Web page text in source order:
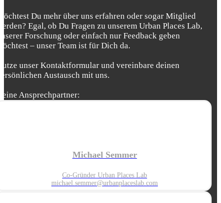
Du mehr über uns erfahren oder sogar Mitglied
Egal, ob Du Fragen zu unserem Urban Places Lab,
Forschung oder einfach nur Feedback geben
– unser Team ist für Dich da.
unser Kontaktformular und vereinbare deinen
Austausch mit uns.
Ansprechpartner:
Michael Semmer
Co-Gründer Urban Places Lab
michael.semmer@urbanplaceslab.com